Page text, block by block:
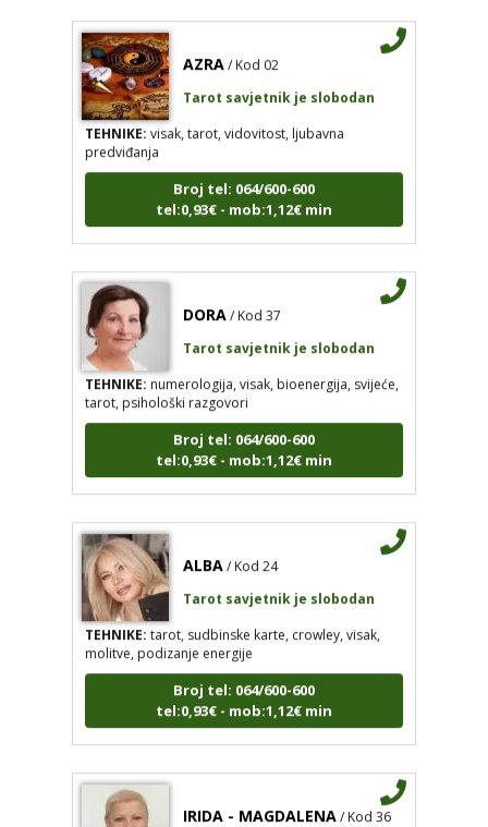
TEHNIKE:visak, tarot, vidovitost, ljubavna
predviđanja
Broj tel: 064/600-600
tel:0,93€ - mob:1,12€ min
TEHNIKE:numerologija, visak, bioenergija, svijeće,
tarot, psihološki razgovori
Broj tel: 064/600-600
tel:0,93€ - mob:1,12€ min
TEHNIKE:tarot, sudbinske karte, crowley, visak,
molitve, podizanje energije
Broj tel: 064/600-600
tel:0,93€ - mob:1,12€ min
/ Kod 36